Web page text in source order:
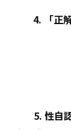
4. 「正
5. 性自